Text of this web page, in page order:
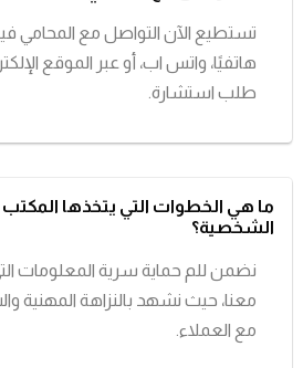
تستطيع الآن التواصل مع المحامي
هاتفيًا، واتس اب، أو عبر الموقع
طلب استشارة.
ما هي الخطوات التي يتخذها
الشخصية؟
نضمن للم حماية سرية المعلومات
معنا، حيث نشهد بالنزاهة المهنية
مع العملاء.